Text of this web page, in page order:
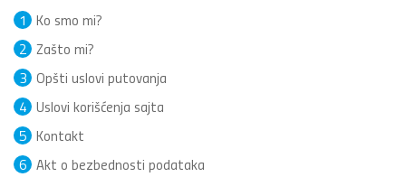
Ko smo mi?
1
Zašto mi?
2
Opšti uslovi putovanja
3
Uslovi korišćenja sajta
4
Kontakt
5
Akt o bezbednosti podataka
6